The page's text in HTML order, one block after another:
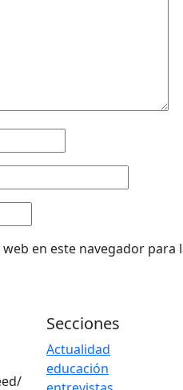
en este navegador para
Secciones
Actualidad
educación